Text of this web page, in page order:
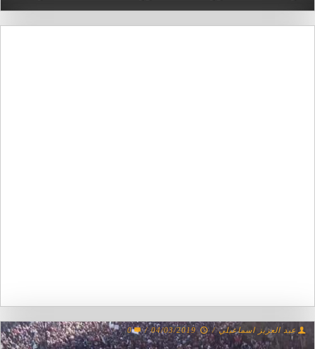
عبد العزيز اسماعيلي /
04/03/2019
/
0